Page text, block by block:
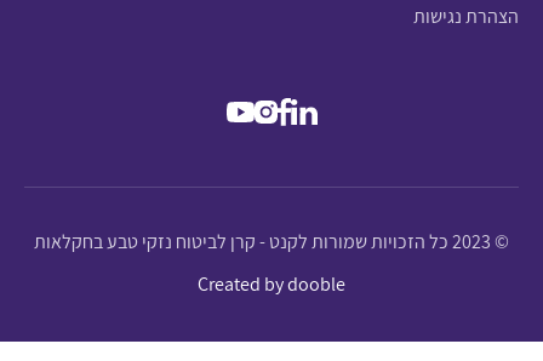
הצהרת נגישות
© 2023 כל הזכויות שמורות לקנט - קרן לביטוח נזקי טבע בחקלאות
Created by dooble